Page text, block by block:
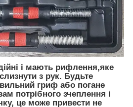
і мають рифлення,яке
з рук. Будьте
гриф або погане
потрібного зчеплення і
це може привести не